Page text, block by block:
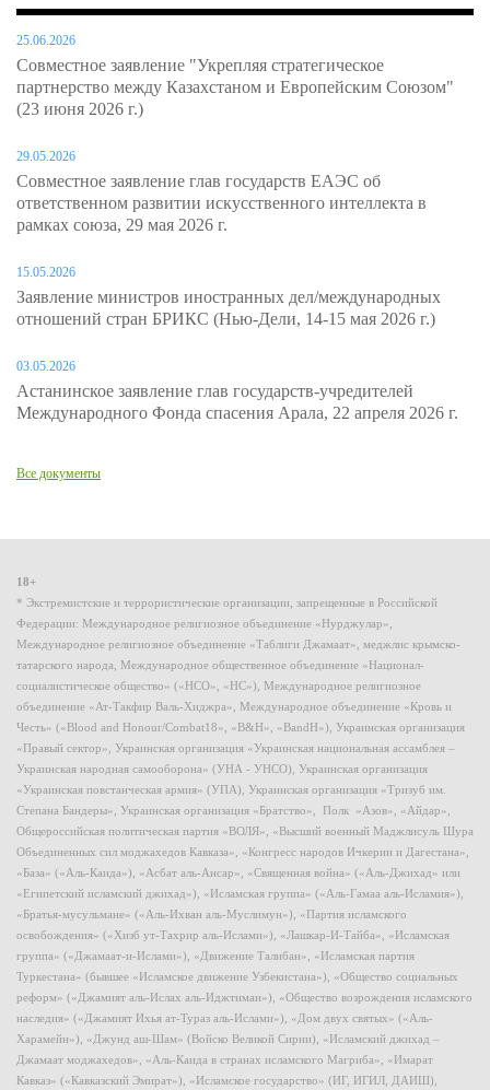
25.06.2026
Совместное заявление "Укрепляя стратегическое
партнерство между Казахстаном и Европейским Союзом"
(23 июня 2026 г.)
29.05.2026
Совместное заявление глав государств ЕАЭС об
ответственном развитии искусственного интеллекта в
рамках союза, 29 мая 2026 г.
15.05.2026
Заявление министров иностранных дел/международных
отношений стран БРИКС (Нью-Дели, 14-15 мая 2026 г.)
03.05.2026
Астанинское заявление глав государств-учредителей
Международного Фонда спасения Арала, 22 апреля 2026 г.
Все документы
18+
* Экстремистские и террористические организации, запрещенные в Российской
Федерации: Международное религиозное объединение «Нурджулар»,
Международное религиозное объединение «Таблиги Джамаат», меджлис крымско-
татарского народа, Международное общественное объединение «Национал-
социалистическое общество» («НСО», «НС»), Международное религиозное
объединение «Ат-Такфир Валь-Хиджра», Международное объединение «Кровь и
Честь» («Blood and Honour/Combat18», «B&H», «BandH»), Украинская организация
«Правый сектор», Украинская организация «Украинская национальная ассамблея –
Украинская народная самооборона» (УНА - УНСО), Украинская организация
«Украинская повстанческая армия» (УПА), Украинская организация «Тризуб им.
Степана Бандеры», Украинская организация «Братство», Полк «Азов», «Айдар»,
Общероссийская политическая партия «ВОЛЯ», «Высший военный Маджлисуль Шура
Объединенных сил моджахедов Кавказа», «Конгресс народов Ичкерии и Дагестана»,
«База» («Аль-Каида»), «Асбат аль-Ансар», «Священная война» («Аль-Джихад» или
«Египетский исламский джихад»), «Исламская группа» («Аль-Гамаа аль-Исламия»),
«Братья-мусульмане» («Аль-Ихван аль-Муслимун»), «Партия исламского
освобождения» («Хизб ут-Тахрир аль-Ислами»), «Лашкар-И-Тайба», «Исламская
группа» («Джамаат-и-Ислами»), «Движение Талибан», «Исламская партия
Туркестана» (бывшее «Исламское движение Узбекистана»), «Общество социальных
реформ» («Джамият аль-Ислах аль-Иджтимаи»), «Общество возрождения исламского
наследия» («Джамият Ихья ат-Тураз аль-Ислами»), «Дом двух святых» («Аль-
Харамейн»), «Джунд аш-Шам» (Войско Великой Сирии), «Исламский джихад –
Джамаат моджахедов», «Аль-Каида в странах исламского Магриба», «Имарат
Кавказ» («Кавказский Эмират»), «Исламское государство» (ИГ, ИГИЛ, ДАИШ),